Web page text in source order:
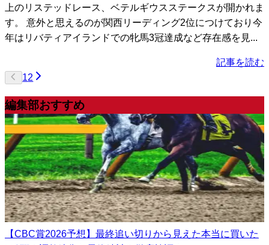
上のリステッドレース、ベテルギウスステークスが開かれま
す。 意外と思えるのが関西リーディング2位につけており今
年はリバティアイランドでの牝馬3冠達成など存在感を見...
記事を読む
12
編集部おすすめ
【CBC賞2026予想】最終追い切りから見えた本当に買いた